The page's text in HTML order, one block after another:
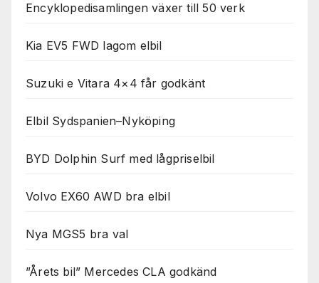
Encyklopedisamlingen växer till 50 verk
Kia EV5 FWD lagom elbil
Suzuki e Vitara 4×4 får godkänt
Elbil Sydspanien–Nyköping
BYD Dolphin Surf med lågpriselbil
Volvo EX60 AWD bra elbil
Nya MGS5 bra val
”Årets bil” Mercedes CLA godkänd